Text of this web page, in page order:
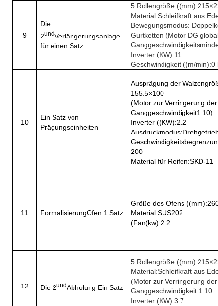
9
Die
2undVerlängerungsanlage
für einen Satz
5 Rollengröße ((mm):215×
Material:Schleifkraft aus
Bewegungsmodus:
Gurtketten (Motor DG
Inverter (KW):11
Geschwindigkeit ((m/min):0
10
Ein Satz von
Prägungseinheiten
Ausprägung der
155.5×100
(Motor zur Verringerung der
Ganggeschwindigkeit1:10)
Inverter ((KW):2.2
Ausdruckmodus:
200
Material für Reifen:SKD-11
11 FormalisierungOfen 1 Satz
Größe des Ofens ((mm):
Material:SUS202
(Fan(kw):2.2
12 Die 2undAbholung Ein Satz
5 Rollengröße ((mm):215×
Material:Schleifkraft aus
(Motor zur Verringerung der
Ganggeschwindigkeit 1:10
Inverter (KW):3.7